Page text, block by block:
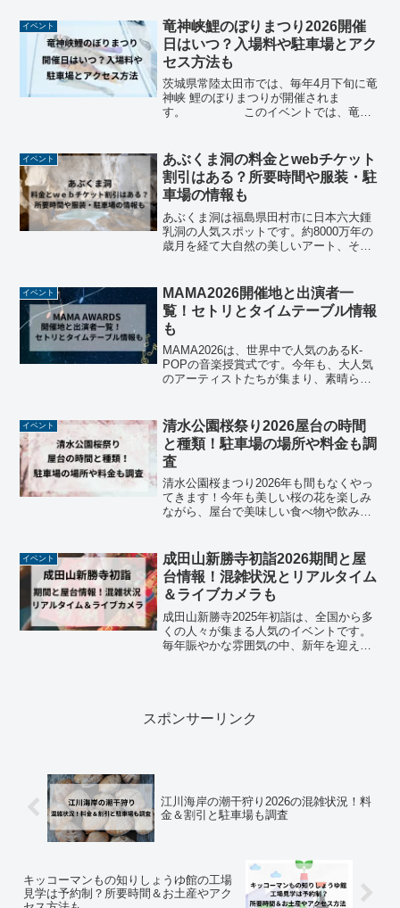
2025年大会では、ルールや審査方法がど
のように行わ...
イベント
竜神峡鯉のぼりまつり2026開催
日はいつ？入場料や駐車場とアク
セス方法も
茨城県常陸太田市では、毎年4月下旬に竜
神峡 鯉のぼりまつりが開催されま
す。 このイベントでは、竜神
様子が楽しめます。そこで今回は竜神峡
鯉のぼりまつりの開...
イベント
あぶくま洞の料金とwebチケット
割引はある？所要時間や服装・駐
車場の情報も
あぶくま洞は福島県田村市に日本六大鍾
乳洞の人気スポットです。約8000万年の
歳月を経て大自然の美しいアート、それ
が観光名所になっています。こちらの記
事は、あぶくま洞...
イベント
MAMA2026開催地と出演者一
覧！セトリとタイムテーブル情報
も
MAMA2026は、世界中で人気のあるK-
POPの音楽授賞式です。今年も、大人気
のアーティストたちが集まり、素晴らし
や豪華な出演者、そしてファンが見逃せ
ないセトリ...
イベント
清水公園桜祭り2026屋台の時間
と種類！駐車場の場所や料金も調
査
清水公園桜まつり2026年も間もなくやっ
てきます！今年も美しい桜の花を楽しみ
ながら、屋台で美味しい食べ物や飲み物
時間と種類について詳しく調査しまし
た。さらに、駐車場の場所...
イベント
成田山新勝寺初詣2026期間と屋
台情報！混雑状況とリアルタイム
＆ライブカメラも
成田山新勝寺2025年初詣は、全国から多
くの人々が集まる人気のイベントです。
毎年賑やかな雰囲気の中、新年を迎える
スポンサーリンク
江川海岸の潮干狩り2026の混雑状況！料
金＆割引と駐車場も調査
キッコーマンもの知りしょうゆ館の工場
見学は予約制？所要時間＆お土産やアク